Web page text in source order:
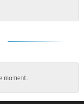
moment.